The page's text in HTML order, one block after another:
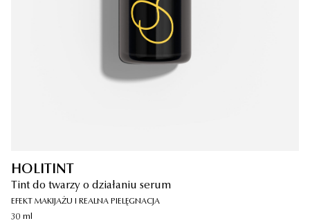
INTERCELLULAR
Serum Longevity nowej generacji
50 ml
HOLITINT
Tint do twarzy o działaniu serum
EFEKT MAKIJAŻU I REALNA PIELĘGNACJA
30 ml